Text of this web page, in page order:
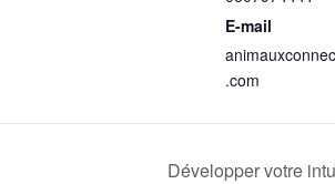
E-mail
.com
Développer votre